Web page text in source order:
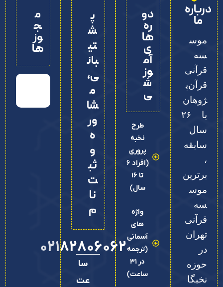
درباره
ما
موس
سه
قرآنی
قرآن‌پ
ژوهان
با ۲۶
سال
سابقه
،
برترین
موس
سه
قرآنی
تهران
در
حوزه
نخبگا
دو
ره‌
ها
ی
آم
وز
ش
ی
طرح
نخبه
پروری
(افراد 6
تا 16
سال)
واژه
های
آسمانی
(ترجمه
در 31
ساعت)
پ
ش
تی
بان
ی،
م
شا
ور
ه
و
ثب
ت‌
نا
م
02182806062
سا
عت
م
ج
وز
ها